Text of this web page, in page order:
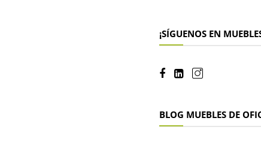
¡SÍGUENOS EN
BLOG MUEBLES DE